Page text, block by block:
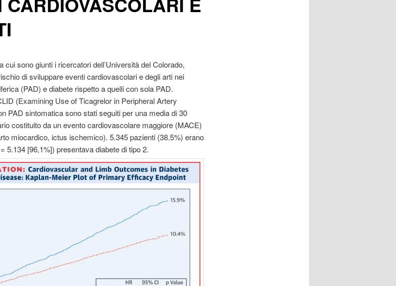
sono giunti i ricercatori dell’Università del Colorado,
di sviluppare eventi cardiovascolari e degli arti nei
(PAD) e diabete rispetto a quelli con sola PAD.
(Examining Use of Ticagrelor in Peripheral Artery
PAD sintomatica sono stati seguiti per una media di 30
costituito da un evento cardiovascolare maggiore (MACE)
miocardico, ictus ischemico). 5.345 pazienti (38.5%) erano
5.134 [96,1%]) presentava diabete di tipo 2.